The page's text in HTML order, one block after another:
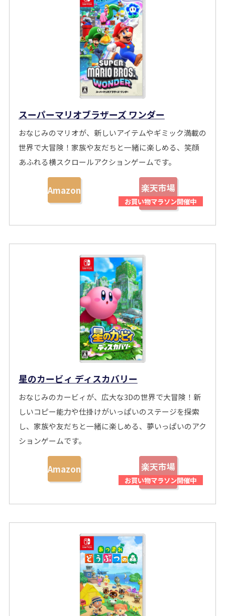
スーパーマリオブラザーズ ワンダー
おなじみのマリオが、新しいアイテムやギミック満載の
世界で大冒険！家族や友だちと一緒に楽しめる、笑顔
あふれる横スクロールアクションゲームです。
Amazon 楽天市場
星のカービィ ディスカバリー
おなじみのカービィが、広大な3Dの世界で大冒険！新
しいコピー能力や仕掛けがいっぱいのステージを探索
し、家族や友だちと一緒に楽しめる、夢いっぱいのアク
ションゲームです。
Amazon 楽天市場